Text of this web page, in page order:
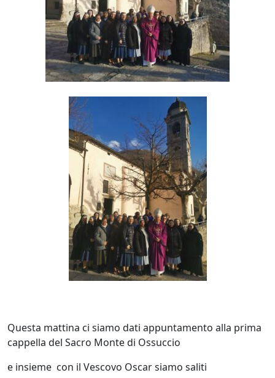
Questa mattina ci siamo dati appuntamento alla prima
cappella del Sacro Monte di Ossuccio
e insieme con il Vescovo Oscar siamo saliti